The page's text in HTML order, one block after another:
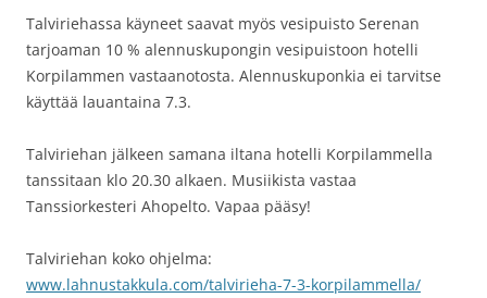
Talviriehassa käyneet saavat myös vesipuisto Serenan
tarjoaman 10 % alennuskupongin vesipuistoon hotelli
Korpilammen vastaanotosta. Alennuskuponkia ei tarvitse
käyttää lauantaina 7.3.
Talviriehan jälkeen samana iltana hotelli Korpilammella
tanssitaan klo 20.30 alkaen. Musiikista vastaa
Tanssiorkesteri Ahopelto. Vapaa pääsy!
Talviriehan koko ohjelma:
www.lahnustakkula.com/talvirieha-7-3-korpilammella/